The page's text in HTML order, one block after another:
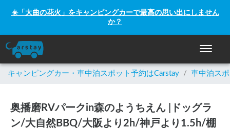
☀️「大曲の花火」をキャンピングカーで最高の思い出にしません
か？
ナビゲ
キャンピングカー・車中泊スポット予約はCarstay / 車中泊ス
奥播磨RVパークin森のようちえん |ドッグラ
ン/大自然BBQ/大阪より2h/神戸より1.5h/棚